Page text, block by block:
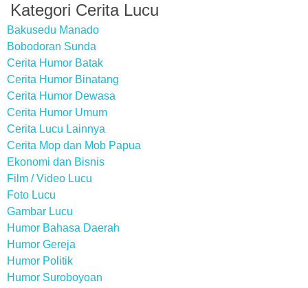
Kategori Cerita Lucu
Bakusedu Manado
Bobodoran Sunda
Cerita Humor Batak
Cerita Humor Binatang
Cerita Humor Dewasa
Cerita Humor Umum
Cerita Lucu Lainnya
Cerita Mop dan Mob Papua
Ekonomi dan Bisnis
Film / Video Lucu
Foto Lucu
Gambar Lucu
Humor Bahasa Daerah
Humor Gereja
Humor Politik
Humor Suroboyoan